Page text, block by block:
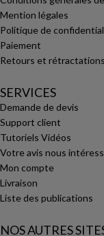
Mention légales
Politique de
Paiement
Retours et rétractations
SERVICES
Demande de devis
Support client
Tutoriels Vidéos
Votre avis nous
Mon compte
Livraison
Liste des publications
NOS AUTRES